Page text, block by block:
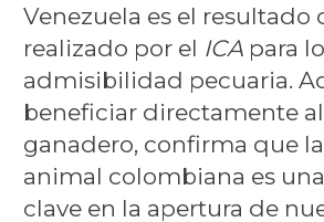
Venezuela es el resultado
realizado por el ICApara
admisibilidad pecuaria.
beneficiar directamente
ganadero, confirma que
animal colombiana es
clave en la apertura de